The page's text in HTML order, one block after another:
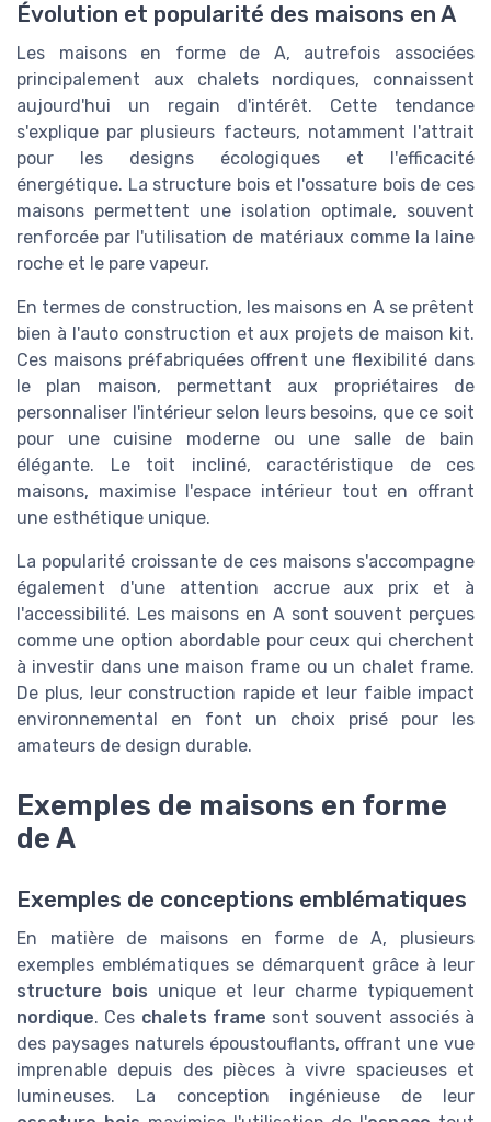
Évolution et popularité des maisons en A
Les maisons en forme de A, autrefois associées
principalement aux chalets nordiques, connaissent
aujourd'hui un regain d'intérêt. Cette tendance
s'explique par plusieurs facteurs, notamment l'attrait
pour les designs écologiques et l'efficacité
énergétique. La structure bois et l'ossature bois de ces
maisons permettent une isolation optimale, souvent
renforcée par l'utilisation de matériaux comme la laine
roche et le pare vapeur.
En termes de construction, les maisons en A se prêtent
bien à l'auto construction et aux projets de maison kit.
Ces maisons préfabriquées offrent une flexibilité dans
le plan maison, permettant aux propriétaires de
personnaliser l'intérieur selon leurs besoins, que ce soit
pour une cuisine moderne ou une salle de bain
élégante. Le toit incliné, caractéristique de ces
maisons, maximise l'espace intérieur tout en offrant
une esthétique unique.
La popularité croissante de ces maisons s'accompagne
également d'une attention accrue aux prix et à
l'accessibilité. Les maisons en A sont souvent perçues
comme une option abordable pour ceux qui cherchent
à investir dans une maison frame ou un chalet frame.
De plus, leur construction rapide et leur faible impact
environnemental en font un choix prisé pour les
amateurs de design durable.
Exemples de maisons en forme
de A
Exemples de conceptions emblématiques
En matière de maisons en forme de A, plusieurs
exemples emblématiques se démarquent grâce à leur
structure bois unique et leur charme typiquement
nordique. Ces chalets frame sont souvent associés à
des paysages naturels époustouflants, offrant une vue
imprenable depuis des pièces à vivre spacieuses et
lumineuses. La conception ingénieuse de leur